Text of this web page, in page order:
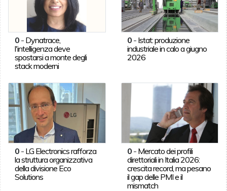
0- Dynatrace,
l'intelligenza deve
spostarsi a monte degli
stack moderni
0 - Istat: produzione
industriale in calo a giugno
2026
0- LG Electronics rafforza
la struttura organizzativa
della divisione Eco
Solutions
0 - Mercato dei profili
direttoriali in Italia 2026:
crescita record, ma pesano
il gap delle PMI e il
mismatch